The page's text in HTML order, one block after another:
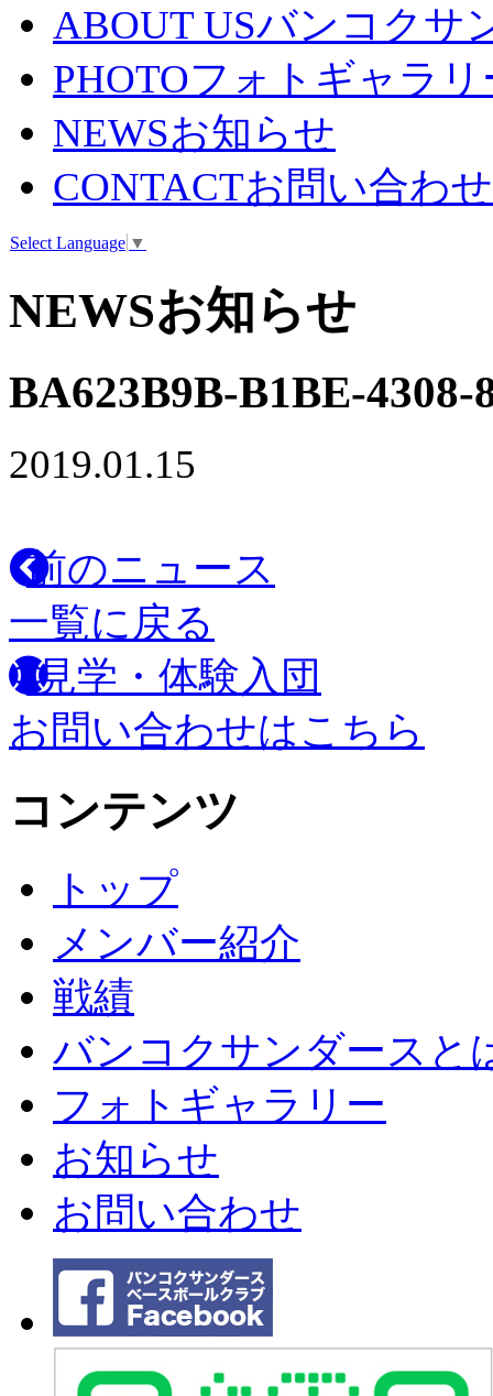
ABOUT USバンコクサ
PHOTOフォトギャラリ
NEWSお知らせ
CONTACTお問い合わせ
Select Language ▼
NEWSお知らせ
BA623B9B-B1BE-4308-
2019.01.15
前のニュース
一覧に戻る
見学・体験入団
お問い合わせはこちら
コンテンツ
トップ
メンバー紹介
戦績
バンコクサンダースと
フォトギャラリー
お知らせ
お問い合わせ